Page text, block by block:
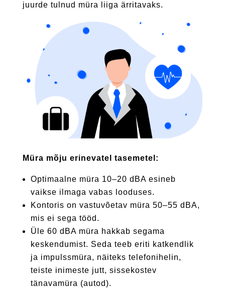
juurde tulnud müra liiga ärritavaks.
Müra mõju erinevatel tasemetel:
Optimaalne müra 10–20 dBA esineb
vaikse ilmaga vabas looduses.
Kontoris on vastuvõetav müra 50–55 dBA,
mis ei sega tööd.
Üle 60 dBA müra hakkab segama
keskendumist. Seda teeb eriti katkendlik
ja impulssmüra, näiteks telefonihelin,
teiste inimeste jutt, sissekostev
tänavamüra (autod).